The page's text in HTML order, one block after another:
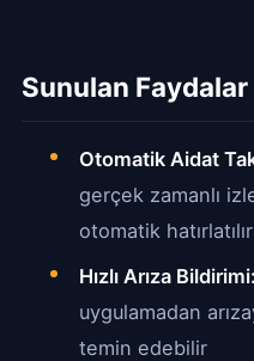
Sunulan Faydalar
Otomatik Aidat
gerçek zamanlı
otomatik hatırlatılır
Hızlı Arıza Bildirimi:
uygulamadan
temin edebilir